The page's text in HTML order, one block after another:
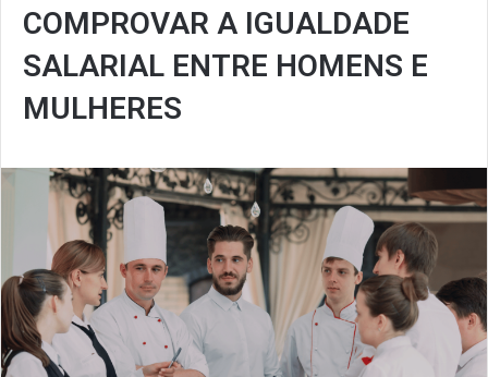
COMPROVAR A IGUALDADE
SALARIAL ENTRE HOMENS E
MULHERES